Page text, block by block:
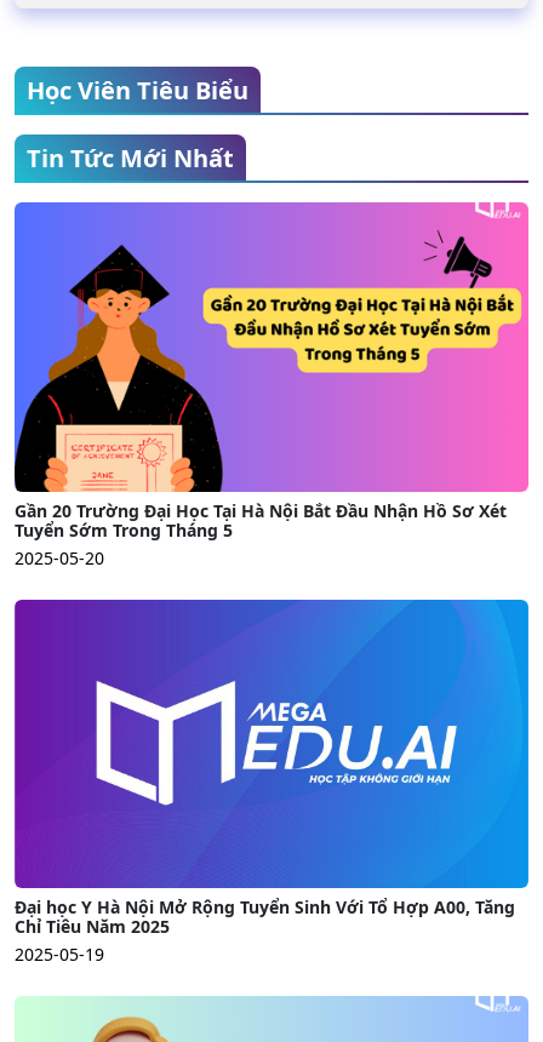
Học Viên Tiêu Biểu
Nguyễn Thế Thái
THPT Yên Hoà
Điểm thi đánh giá năng lực: 119
Tin Tức Mới Nhất
Gần 20 Trường Đại Học Tại Hà Nội Bắt Đầu Nhận Hồ Sơ Xét
Tuyển Sớm Trong Tháng 5
2025-05-20
Đại học Y Hà Nội Mở Rộng Tuyển Sinh Với Tổ Hợp A00, Tăng
Chỉ Tiêu Năm 2025
2025-05-19